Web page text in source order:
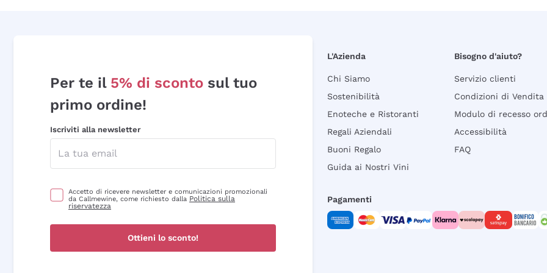
Per te il 5% di sconto sul tuo
primo ordine!
Iscriviti alla newsletter
Accetto di ricevere newsletter e comunicazioni promozionali
da Callmewine, come richiesto dalla Politica sulla
riservatezza
Ottieni lo sconto!
L'Azienda
Chi Siamo
Sostenibilità
Enoteche e Ristoranti
Regali Aziendali
Buoni Regalo
Guida ai Nostri Vini
Bisogno d'aiuto?
Servizio clienti
Condizioni di Vendita
Modulo di recesso
Accessibilità
FAQ
Pagamenti